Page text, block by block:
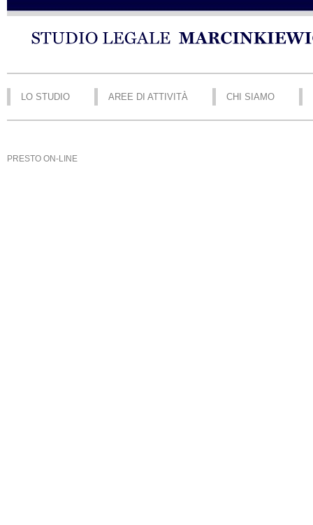
LO STUDIO AREE DI ATTIVITÀ CHI SIAMO
PRESTO ON-LINE